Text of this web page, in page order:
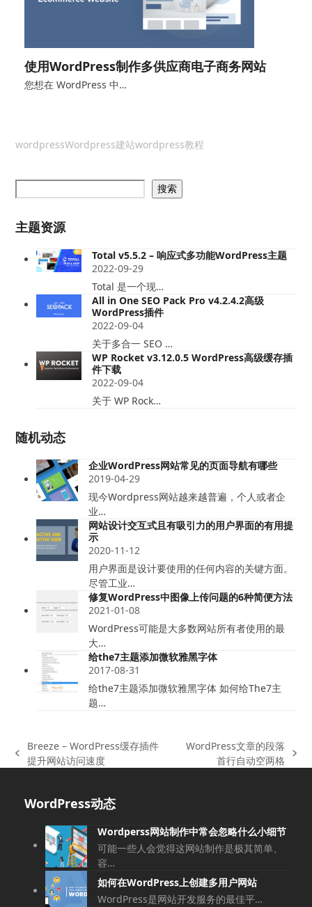
使用WordPress制作多供应商电子商务网站
您想在 WordPress 中…
wordpressWordpress建站wordpress教程
搜索
主题资源
Total v5.5.2 – 响应式多功能WordPress主题
2022-09-29
Total 是一个现…
All in One SEO Pack Pro v4.2.4.2高级
WordPress插件
2022-09-04
关于多合一 SEO …
WP Rocket v3.12.0.5 WordPress高级缓存插
件下载
2022-09-04
关于 WP Rock…
随机动态
企业WordPress网站常见的页面导航有哪些
2019-04-29
现今Wordpress网站越来越普遍，个人或者企
业…
网站设计交互式且有吸引力的用户界面的有用提
示
2020-11-12
用户界面是设计要使用的任何内容的关键方面。
尽管工业…
修复WordPress中图像上传问题的6种简便方法
2021-01-08
WordPress可能是大多数网站所有者使用的最
大…
给the7主题添加微软雅黑字体
2017-08-31
给the7主题添加微软雅黑字体 如何给The7主
题…
上
文
Breeze – WordPress缓存插件
提升网站访问速度
WordPress文章的段落
首行自动空两格
WordPress动态
Wordperss网站制作中常会忽略什么小细节
可能一些人会觉得这网站制作是极其简单、
容…
如何在WordPress上创建多用户网站
WordPress是网站开发服务的最佳平…